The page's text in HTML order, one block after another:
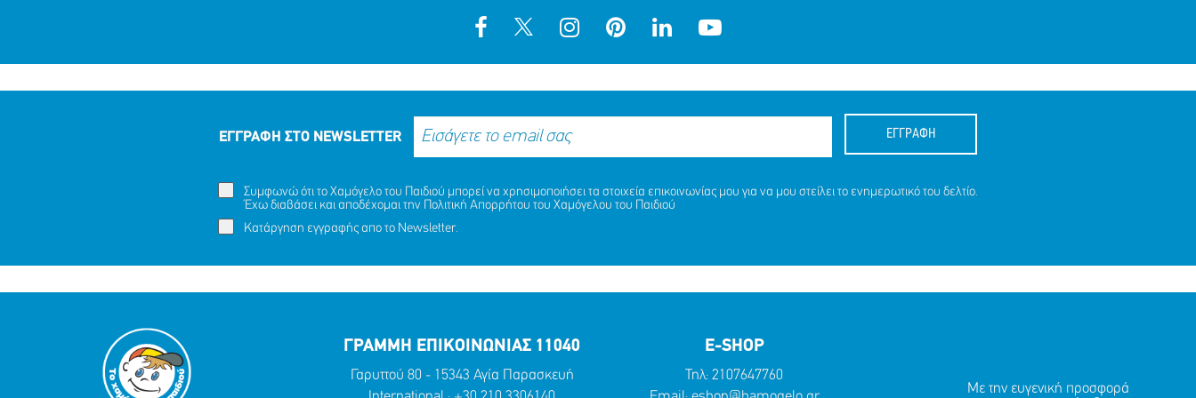
ΕΓΓΡΑΦΗ ΣΤΟ NEWSLETTER ΕΓΓΡΑΦΗ
Συμφωνώ ότι το Χαμόγελο του Παιδιού μπορεί να χρησιμοποιήσει τα στοιχεία επικοινωνίας μου για να μου στείλει το ενημερωτικό του δελτίο.
Έχω διαβάσει και αποδέχομαι την Πολιτική Απορρήτου του Χαμόγελου του Παιδιού
Κατάργηση εγγραφής απο το Newsletter.
ΓΡΑΜΜΗ ΕΠΙΚΟΙΝΩΝΙΑΣ 11040
Γαρυττού 80 - 15343 Αγία Παρασκευή
E-SHOP
Τηλ: 2107647760
Με την ευγενική προσφορά